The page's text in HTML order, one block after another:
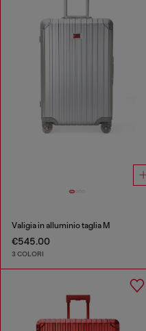
Valigia in alluminio taglia M
€545.00
3 COLORI